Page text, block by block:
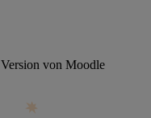
von Moodle